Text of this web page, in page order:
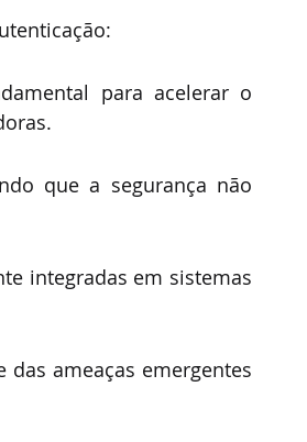
para acelerar o
que a segurança não
integradas em sistemas
ameaças emergentes